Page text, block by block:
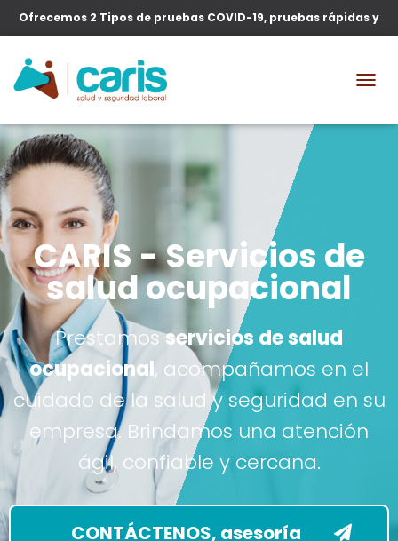
Ofrecemos 2 Tipos de pruebas COVID-19, pruebas rápidas y
G
CARIS - Servicios de
salud ocupacional
Prestamosservicios de salud
ocupacional, acompañamos en el
cuidado de la salud y seguridad en su
empresa. Brindamos una atención
ágil, confiable y cercana.
CONTÁCTENOS, asesoría